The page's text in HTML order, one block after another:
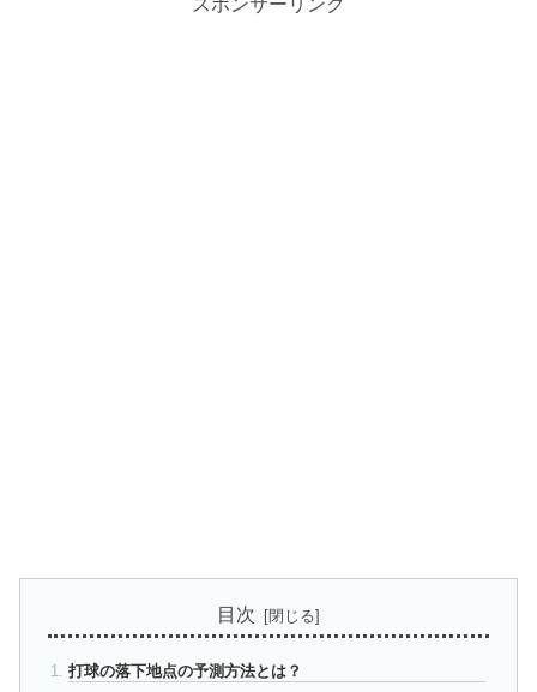
スポンサーリンク
目次
打球の落下地点の予測方法とは？